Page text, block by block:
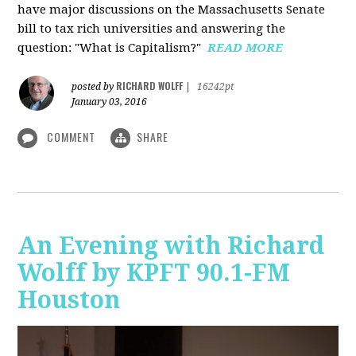
have major discussions on the Massachusetts Senate
bill to tax rich universities and answering the
question: "What is Capitalism?"READ MORE
posted by RICHARD WOLFF
16242pt
January 03, 2016
COMMENT SHARE
An Evening with Richard
Wolff by KPFT 90.1-FM
Houston